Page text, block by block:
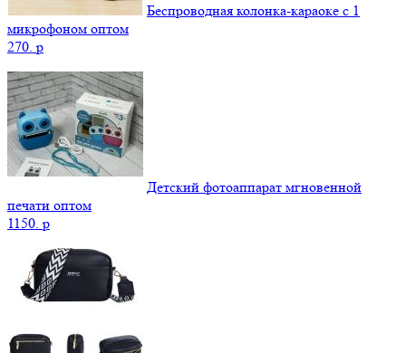
Беспроводная колонка-караоке с 1
микрофоном оптом
270. p
Детский фотоаппарат мгновенной
печати оптом
1150. p